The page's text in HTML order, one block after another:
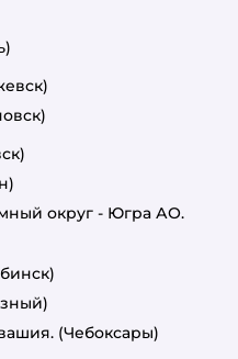
округ - Югра АО.
(Чебоксары)